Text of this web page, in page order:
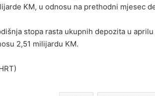
KM, u odnosu na prethodni mjesec
stopa rasta ukupnih depozita u
2,51 milijardu KM.